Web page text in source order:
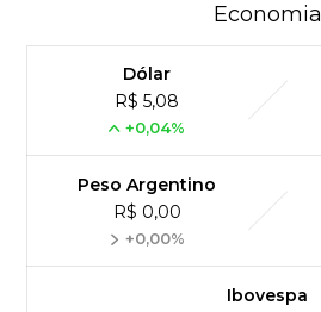
Economia
Dólar
R$ 5,08
+0,04%
Peso Argentino
R$ 0,00
+0,00%
Ibovespa